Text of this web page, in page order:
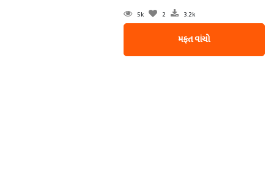
5k 2 3.2k
મફત વાંચો